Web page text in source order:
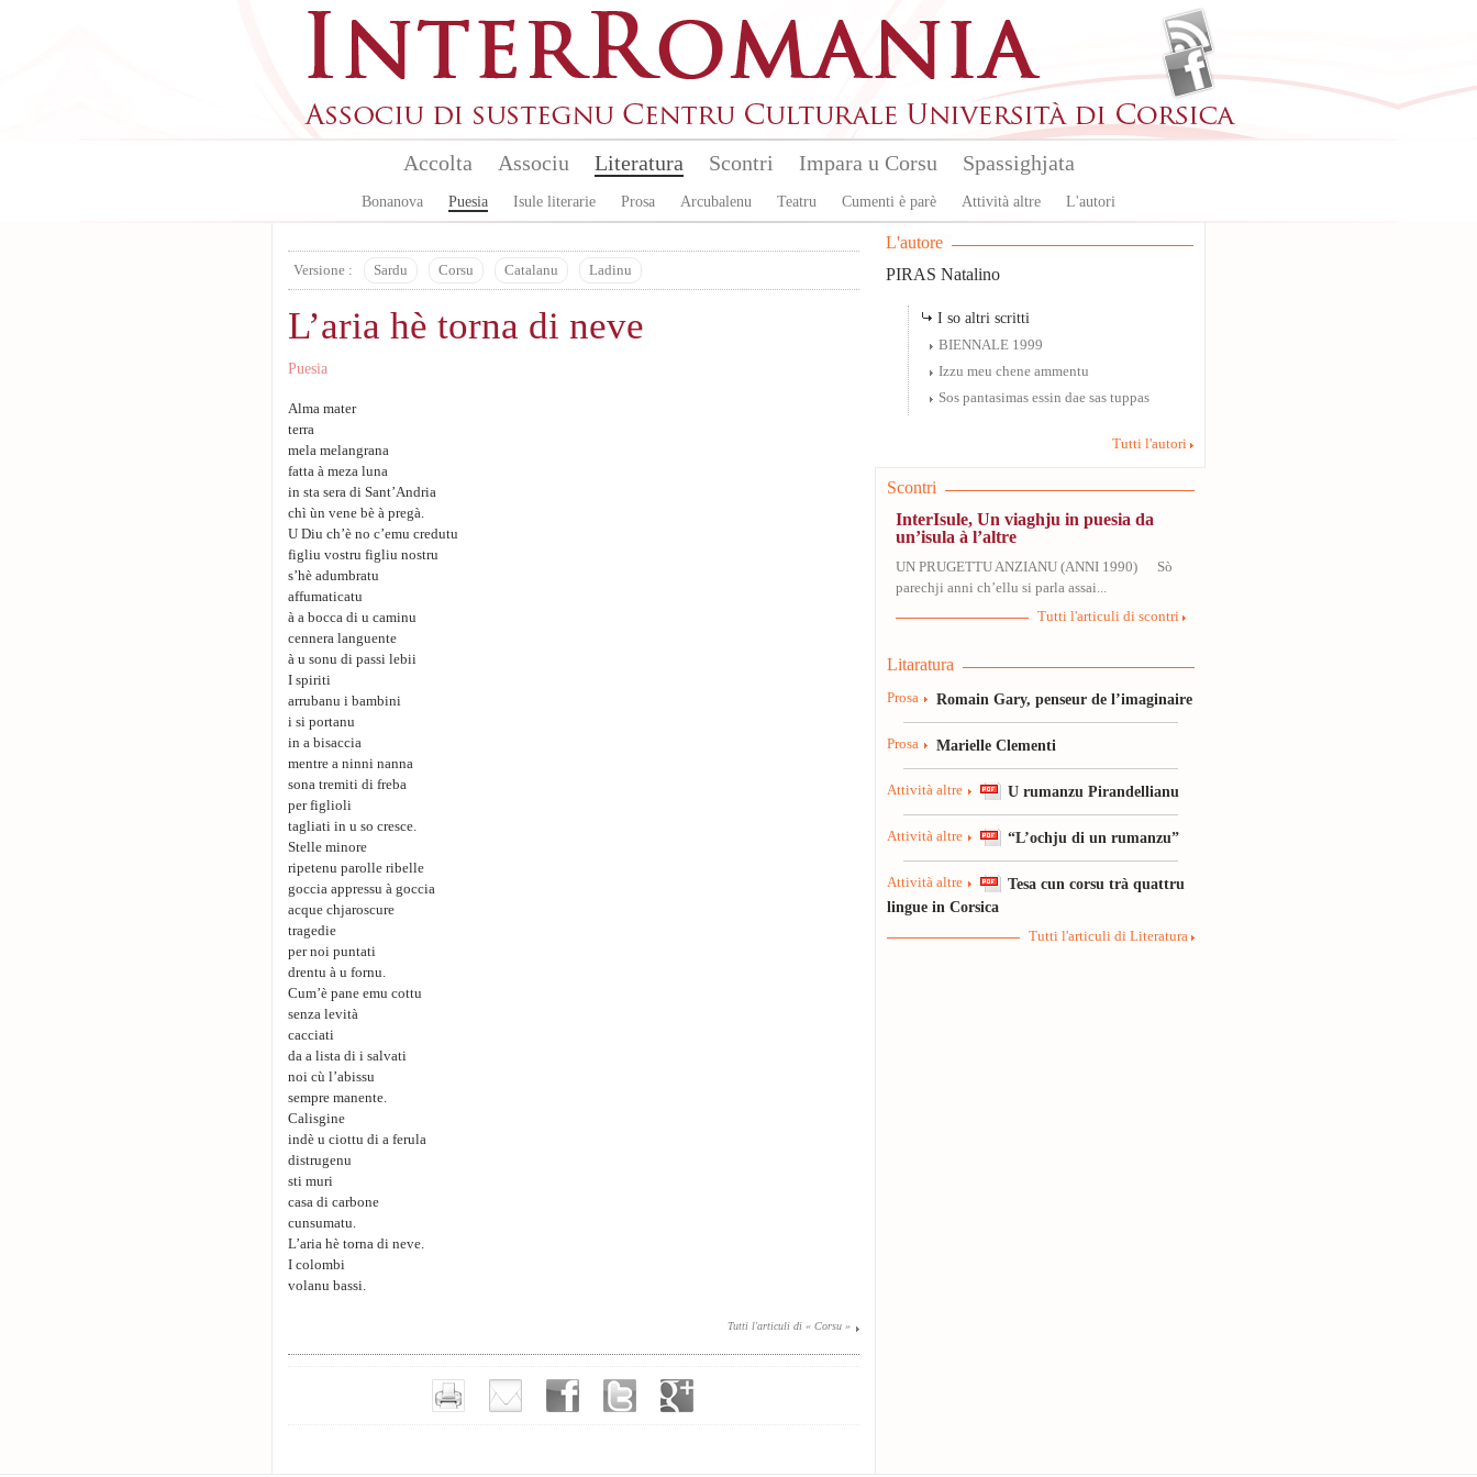
Accolta Associu Literatura
Bonanova Puesia Isule literarie Prosa Arcubalenu Teatru Cumenti è parè Attività altre L'autori
Scontri Impara u Corsu Spassighjata
Versione : Sardu Corsu Catalanu Ladinu
L’aria hè torna di neve
Puesia
Alma mater
terra
mela melangrana
fatta à meza luna
in sta sera di Sant’Andria
chì ùn vene bè à pregà.
U Diu ch’è no c’emu credutu
figliu vostru figliu nostru
s’hè adumbratu
affumaticatu
à a bocca di u caminu
cennera languente
à u sonu di passi lebii
I spiriti
arrubanu i bambini
i si portanu
in a bisaccia
mentre a ninni nanna
sona tremiti di freba
per figlioli
tagliati in u so cresce.
Stelle minore
ripetenu parolle ribelle
goccia appressu à goccia
acque chjaroscure
tragedie
per noi puntati
drentu à u fornu.
Cum’è pane emu cottu
senza levità
cacciati
da a lista di i salvati
noi cù l’abissu
sempre manente.
Calisgine
indè u ciottu di a ferula
distrugenu
sti muri
casa di carbone
cunsumatu.
L’aria hè torna di neve.
I colombi
volanu bassi.
Tutti l'articuli di « Corsu »
L'autore
PIRAS Natalino
I so altri scritti
BIENNALE 1999
Izzu meu chene ammentu
Sos pantasimas essin dae sas tuppas
Tutti l'autori
Scontri
InterIsule, Un viaghju in puesia da
un’isula à l’altre
UN PRUGETTU ANZIANU (ANNI 1990) Sò
parechji anni ch’ellu si parla assai...
Tutti l'articuli di scontri
Litaratura
Prosa Romain Gary, penseur de l’imaginaire
Prosa Marielle Clementi
Attività altre U rumanzu Pirandellianu
Attività altre “L’ochju di un rumanzu”
Attività altre
Tesa cun corsu trà quattru
lingue in Corsica
Tutti l'articuli di Literatura